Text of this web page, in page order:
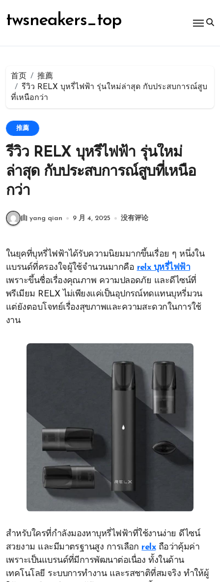
容
twsneakers_top
首页
推薦
รีวิว RELX บุหรี่ไฟฟ้า รุ่นใหม่ล่าสุด กับประสบการณ์สูบ
ที่เหนือกว่า
推薦
รีวิว RELX บุหรี่ไฟฟ้า รุ่นใหม่
ล่าสุด กับประสบการณ์สูบที่เหนือ
กว่า
由 yang qian 9 月 4, 2025 没有评论
ในยุคที่บุหรี่ไฟฟ้าได้รับความนิยมมากขึ้นเรื่อย ๆ หนึ่งใน
แบรนด์ที่ครองใจผู้ใช้จำนวนมากคือ relx บุหรี่ไฟฟ้า
เพราะขึ้นชื่อเรื่องคุณภาพ ความปลอดภัย และดีไซน์ที่
พรีเมียม RELX ไม่เพียงแค่เป็นอุปกรณ์ทดแทนบุหรี่มวน
แต่ยังตอบโจทย์เรื่องสุขภาพและความสะดวกในการใช้
งาน
สำหรับใครที่กำลังมองหาบุหรี่ไฟฟ้าที่ใช้งานง่าย ดีไซน์
สวยงาม และมีมาตรฐานสูง การเลือก relxถือว่าคุ้มค่า
เพราะเป็นแบรนด์ที่มีการพัฒนาต่อเนื่อง ทั้งในด้าน
เทคโนโลยี ระบบการทำงาน และรสชาติที่สมจริง ทำให้ผู้